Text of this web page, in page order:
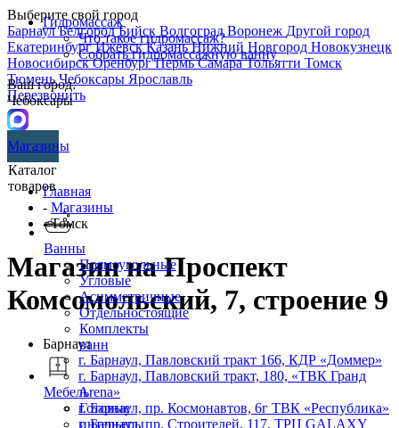
Выберите свой город
БарнаулБелгородБийск ВолгоградВоронеж Другой город
ЕкатеринбургИжевскКазаньНижний Новгород Новокузнецк
НовосибирскОренбургПермьСамараТольятти Томск
ТюменьЧебоксары Ярославль
Перезвонить
Гидромассаж
Что такое гидромассаж?
Собрать гидромассажную ванну
Ваш город:
Чебоксары
Магазины
Каталог
товаров
Ванны
Прямоугольные
Угловые
Асимметричные
Отдельностоящие
Комплекты
ванн
Мебель
Готовые
интерьеры
Главная
- Магазины
- Томск
Магазин на Проспект
Комсомольский, 7, строение 9
Барнаул
г. Барнаул, Павловский тракт 166, КДР «Доммер»
г. Барнаул,​ ​Павловский тракт, 180, «ТВК Гранд
Arena»
г. Барнаул, пр. Космонавтов, 6г ТВК «Республика»
г. Барнаул, пр. Строителей, 117, ТРЦ GALAXY